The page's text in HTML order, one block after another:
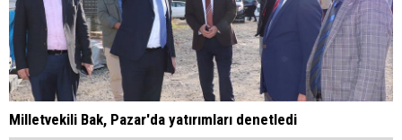
Milletvekili Bak, Pazar'da yatırımları denetledi